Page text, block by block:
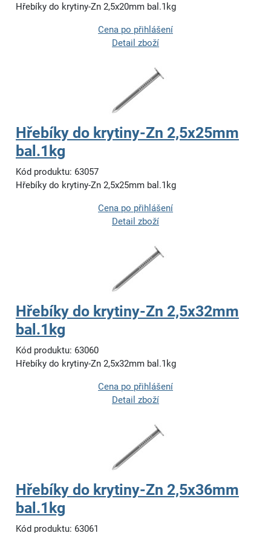
Hřebíky do krytiny-Zn 2,5x20mm bal.1kg
Cena po přihlášení
Detail zboží
Hřebíky do krytiny-Zn 2,5x25mm
bal.1kg
Kód produktu: 63057
Hřebíky do krytiny-Zn 2,5x25mm bal.1kg
Cena po přihlášení
Detail zboží
Hřebíky do krytiny-Zn 2,5x32mm
bal.1kg
Kód produktu: 63060
Hřebíky do krytiny-Zn 2,5x32mm bal.1kg
Cena po přihlášení
Detail zboží
Hřebíky do krytiny-Zn 2,5x36mm
bal.1kg
Kód produktu: 63061